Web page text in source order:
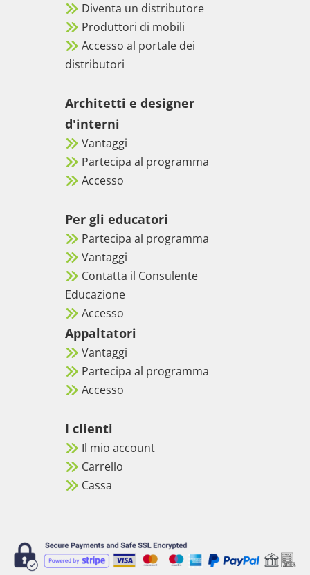
Diventa un distributore
Produttori di mobili
Accesso al portale dei
distributori
Architetti e designer
d'interni
Vantaggi
Partecipa al programma
Accesso
Per gli educatori
Partecipa al programma
Vantaggi
Contatta il Consulente
Educazione
Accesso
Appaltatori
Vantaggi
Partecipa al programma
Accesso
I clienti
Il mio account
Carrello
Cassa